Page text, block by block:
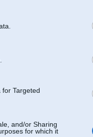
Targeted
and/or Sharing
for which it